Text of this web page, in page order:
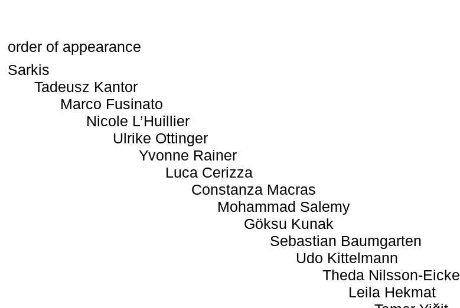
order of appearance
Sarkis
Tadeusz Kantor
Marco Fusinato
Nicole L’Huillier
Ulrike Ottinger
Yvonne Rainer
Luca Cerizza
Constanza Macras
Mohammad Salemy
Göksu Kunak
Sebastian Baumgarten
Udo Kittelmann
Theda Nilsson-Eicke
Leila Hekmat